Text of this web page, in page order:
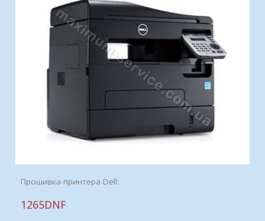
Прошивка принтера Dell:
1265DNF